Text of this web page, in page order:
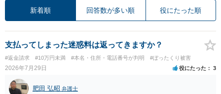
新着順 回答数が多い順 役にたった順
支払ってしまった迷惑料は返ってきますか？
#返金請求 #10万円未満 #本名・住所・電話番号が判明 #ぼったくり被害
2026年7月29日 役にたった 3
肥田 弘昭 弁護士